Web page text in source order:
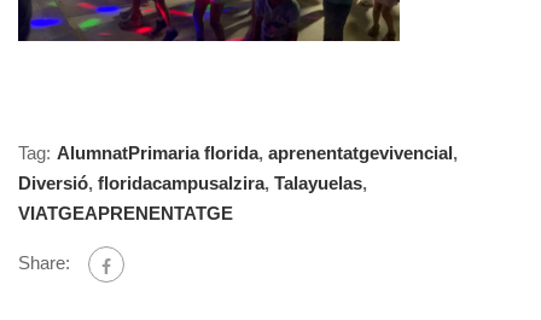
Tag: AlumnatPrimaria florida, aprenentatgevivencial,
Diversió, floridacampusalzira, Talayuelas,
VIATGEAPRENENTATGE
Share: